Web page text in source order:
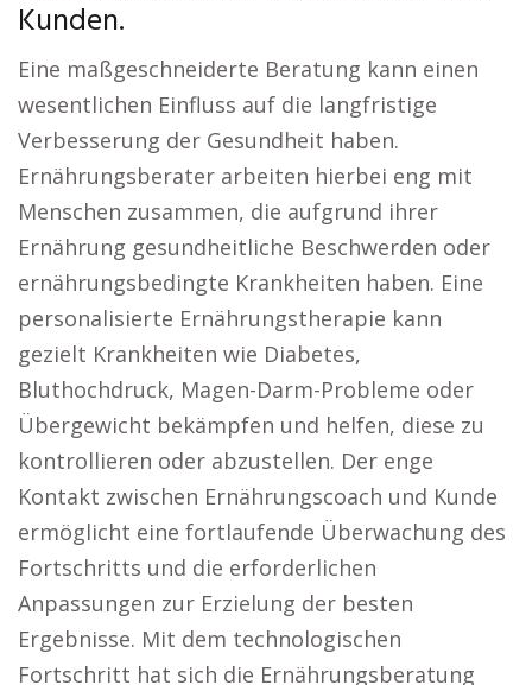
Kunden.
Eine maßgeschneiderte Beratung kann einen
wesentlichen Einfluss auf die langfristige
Verbesserung der Gesundheit haben.
Ernährungsberater arbeiten hierbei eng mit
Menschen zusammen, die aufgrund ihrer
Ernährung gesundheitliche Beschwerden oder
ernährungsbedingte Krankheiten haben. Eine
personalisierte Ernährungstherapie kann
gezielt Krankheiten wie Diabetes,
Bluthochdruck, Magen-Darm-Probleme oder
Übergewicht bekämpfen und helfen, diese zu
kontrollieren oder abzustellen. Der enge
Kontakt zwischen Ernährungscoach und Kunde
ermöglicht eine fortlaufende Überwachung des
Fortschritts und die erforderlichen
Anpassungen zur Erzielung der besten
Ergebnisse. Mit dem technologischen
Fortschritt hat sich die Ernährungsberatung